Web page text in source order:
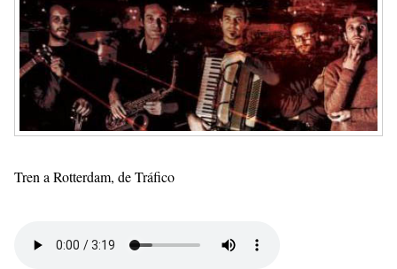
Tren a Rotterdam, de Tráfico